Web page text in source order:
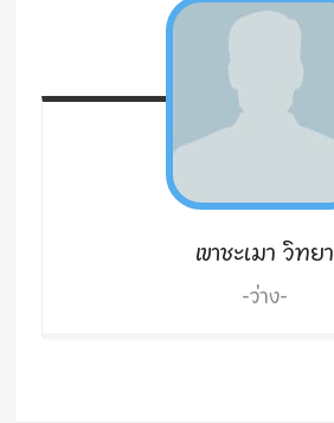
เขาชะเมา วิทยา
-ว่าง-